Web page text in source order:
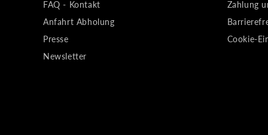
FAQ - Kontakt
Anfahrt Abholung
Presse
Newsletter
Zahlung
Cookie-